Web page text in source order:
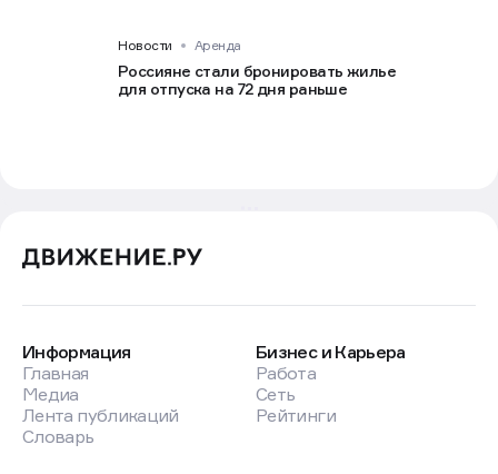
Новости Аренда
Россияне стали бронировать жилье
для отпуска на 72 дня раньше
Информация
Главная
Медиа
Лента публикаций
Словарь
Бизнес и Карьера
Работа
Сеть
Рейтинги